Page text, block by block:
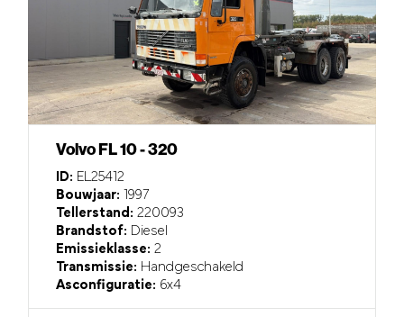
Volvo FL 10 - 320
ID: EL25412
Bouwjaar: 1997
Tellerstand: 220093
Brandstof: Diesel
Emissieklasse: 2
Transmissie: Handgeschakeld
Asconfiguratie: 6x4